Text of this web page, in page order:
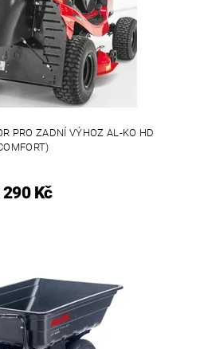
PRO ZADNÍ VÝHOZ AL-KO HD
290 Kč